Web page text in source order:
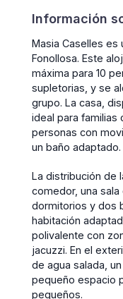
Información
Masia Caselles es
Fonollosa. Este
máxima para 10
supletorias, y se
grupo. La casa,
ideal para familias
personas con
un baño adaptado.
La distribución de
comedor, una
dormitorios y dos
habitación
polivalente con
jacuzzi. En el
de agua salada,
pequeño espacio
pequeños.